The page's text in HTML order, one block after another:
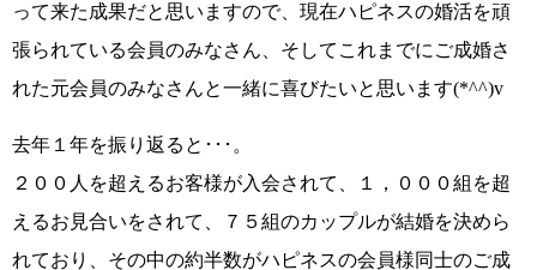
って来た成果だと思いますので、現在ハピネスの婚活を頑
張られている会員のみなさん、そしてこれまでにご成婚さ
れた元会員のみなさんと一緒に喜びたいと思います(*^^)v
去年１年を振り返ると･･･。
２００人を超えるお客様が入会されて、１，０００組を超
えるお見合いをされて、７５組のカップルが結婚を決めら
れており、その中の約半数がハピネスの会員様同士のご成